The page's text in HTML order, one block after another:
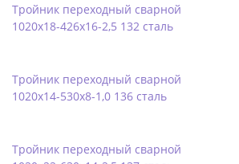
Тройник переходный сварной
1020х18-426х16-2,5 132 сталь
Тройник переходный сварной
1020х14-530х8-1,0 136 сталь
Тройник переходный сварной